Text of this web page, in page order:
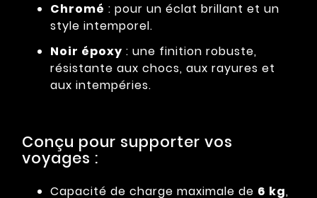
Chromé : pour un éclat brillant et un
style intemporel.
Noir époxy : une finition robuste,
résistante aux chocs, aux rayures et
aux intempéries.
Conçu pour supporter vos
voyages :
Capacité de charge maximale de 6 kg,